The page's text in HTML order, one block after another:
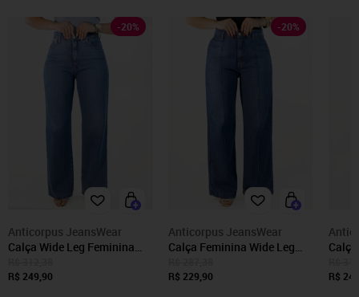
-20%
Anticorpus JeansWear
Calça Wide Leg Feminina
Alta Anticorpus
R$ 249,90
-20%
Anticorpus JeansWear
Calça Feminina Wide Leg
Anticorpus
R$ 229,90
R$